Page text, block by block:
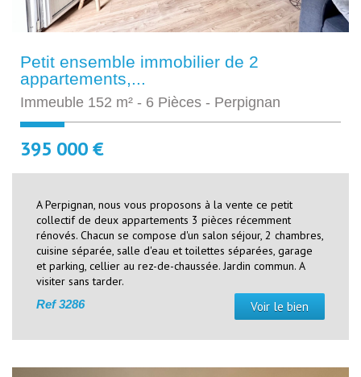
Petit ensemble immobilier de 2
appartements,...
Immeuble 152 m² - 6 Pièces - Perpignan
395 000 €
A Perpignan, nous vous proposons à la vente ce petit
collectif de deux appartements 3 pièces récemment
rénovés. Chacun se compose d'un salon séjour, 2 chambres,
cuisine séparée, salle d'eau et toilettes séparées, garage
et parking, cellier au rez-de-chaussée. Jardin commun. A
visiter sans tarder.
Ref3286 Voir le bien